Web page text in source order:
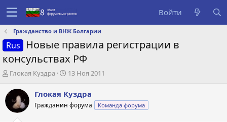
Войти
Гражданство и ВНЖ Болгарии
Rus
Новые правила регистрации в
консульствах РФ
А
т
о
р
Глокая Куздра
Д
т
а
с
13 Ноя 2011
Глокая Куздра
Гражданин форума Команда форума